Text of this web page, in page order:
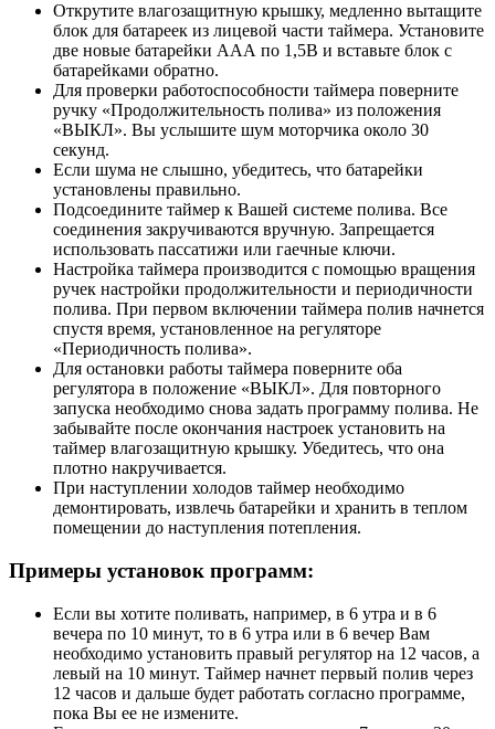
Открутите влагозащитную крышку, медленно вытащите
блок для батареек из лицевой части таймера. Установите
две новые батарейки ААА по 1,5В и вставьте блок с
батарейками обратно.
Для проверки работоспособности таймера поверните
ручку «Продолжительность полива» из положения
«ВЫКЛ». Вы услышите шум моторчика около 30
секунд.
Если шума не слышно, убедитесь, что батарейки
установлены правильно.
Подсоедините таймер к Вашей системе полива. Все
соединения закручиваются вручную. Запрещается
использовать пассатижи или гаечные ключи.
Настройка таймера производится с помощью вращения
ручек настройки продолжительности и периодичности
полива. При первом включении таймера полив начнется
спустя время, установленное на регуляторе
«Периодичность полива».
Для остановки работы таймера поверните оба
регулятора в положение «ВЫКЛ». Для повторного
запуска необходимо снова задать программу полива. Не
забывайте после окончания настроек установить на
таймер влагозащитную крышку. Убедитесь, что она
плотно накручивается.
При наступлении холодов таймер необходимо
демонтировать, извлечь батарейки и хранить в теплом
помещении до наступления потепления.
Примеры установок программ:
Если вы хотите поливать, например, в 6 утра и в 6
вечера по 10 минут, то в 6 утра или в 6 вечер Вам
необходимо установить правый регулятор на 12 часов, а
левый на 10 минут. Таймер начнет первый полив через
12 часов и дальше будет работать согласно программе,
пока Вы ее не измените.